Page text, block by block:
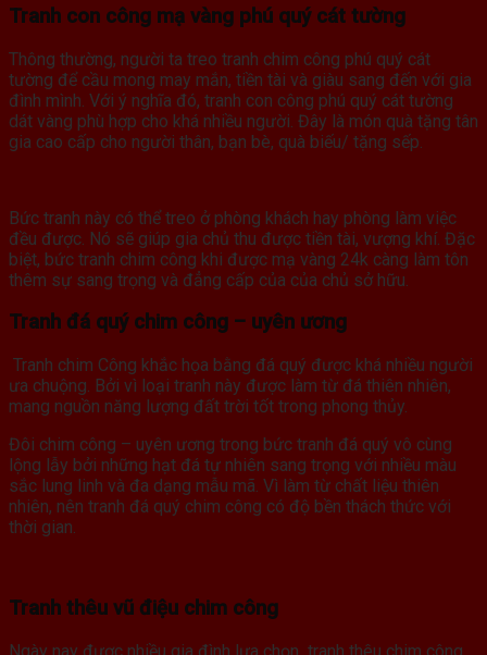
Tranh con công mạ vàng phú quý cát tường
Thông thường, người ta treo tranh chim công phú quý cát
tường để cầu mong may mắn, tiền tài và giàu sang đến với gia
đình mình. Với ý nghĩa đó, tranh con công phú quý cát tường
dát vàng phù hợp cho khá nhiều người. Đây là món quà tặng tân
gia cao cấp cho người thân, bạn bè, quà biếu/ tặng sếp.
Bức tranh này có thể treo ở phòng khách hay phòng làm việc
đều được. Nó sẽ giúp gia chủ thu được tiền tài, vượng khí. Đặc
biệt, bức tranh chim công khi được mạ vàng 24k càng làm tôn
thêm sự sang trọng và đẳng cấp của của chủ sở hữu.
Tranh đá quý chim công – uyên ương
Tranh chim Công khắc họa bằng đá quý được khá nhiều người
ưa chuộng. Bởi vì loại tranh này được làm từ đá thiên nhiên,
mang nguồn năng lượng đất trời tốt trong phong thủy.
Đôi chim công – uyên ương trong bức tranh đá quý vô cùng
lộng lẫy bởi những hạt đá tự nhiên sang trọng với nhiều màu
sắc lung linh và đa dạng mẫu mã. Vì làm từ chất liệu thiên
nhiên, nên tranh đá quý chim công có độ bền thách thức với
thời gian.
Tranh thêu vũ điệu chim công
Ngày nay được nhiều gia đình lựa chọn tranh thêu chim công